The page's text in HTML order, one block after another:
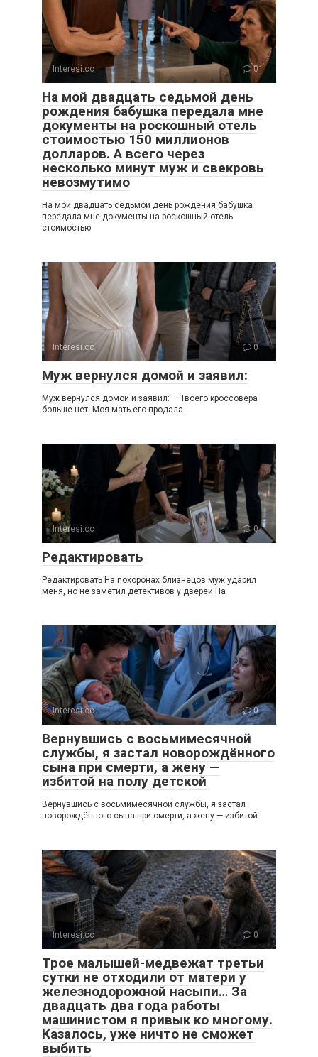
Interesi.cc 0
На мой двадцать седьмой день
рождения бабушка передала мне
документы на роскошный отель
стоимостью 150 миллионов
долларов. А всего через
несколько минут муж и свекровь
невозмутимо
На мой двадцать седьмой день рождения бабушка
передала мне документы на роскошный отель
стоимостью
Interesi.cc 0
Муж вернулся домой и заявил:
Муж вернулся домой и заявил: — Твоего кроссовера
больше нет. Моя мать его продала.
Interesi.cc 0
Редактировать
Редактировать На похоронах близнецов муж ударил
меня, но не заметил детективов у дверей На
Interesi.cc 0
Вернувшись с восьмимесячной
службы, я застал новорождённого
сына при смерти, а жену —
избитой на полу детской
Вернувшись с восьмимесячной службы, я застал
новорождённого сына при смерти, а жену — избитой
Interesi.cc 0
Трое малышей-медвежат третьи
сутки не отходили от матери у
железнодорожной насыпи… За
двадцать два года работы
машинистом я привык ко многому.
Казалось, уже ничто не сможет
выбить